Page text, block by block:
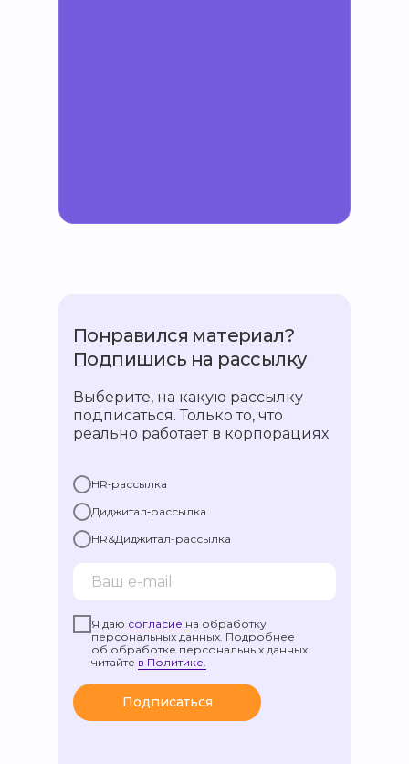
Понравился материал?
Подпишись на рассылку
Выберите, на какую рассылку
подписаться. Только то, что
реально работает в корпорациях
HR‑рассылка
Диджитал‑рассылка
HR&Диджитал-рассылка
Я даю согласие на обработку
персональных данных. Подробнее
об обработке персональных данных
читайте в Политике.
Подписаться